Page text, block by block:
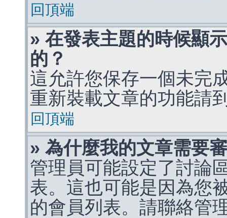
回頂端
» 在發表主題的時候顯
的？
這允許您保存一個未完
重新裝載文章的功能請
回頂端
» 為什麼我的文章需要
管理員可能設定了討論
表。這也可能是因為您
的會員列表。請聯絡管